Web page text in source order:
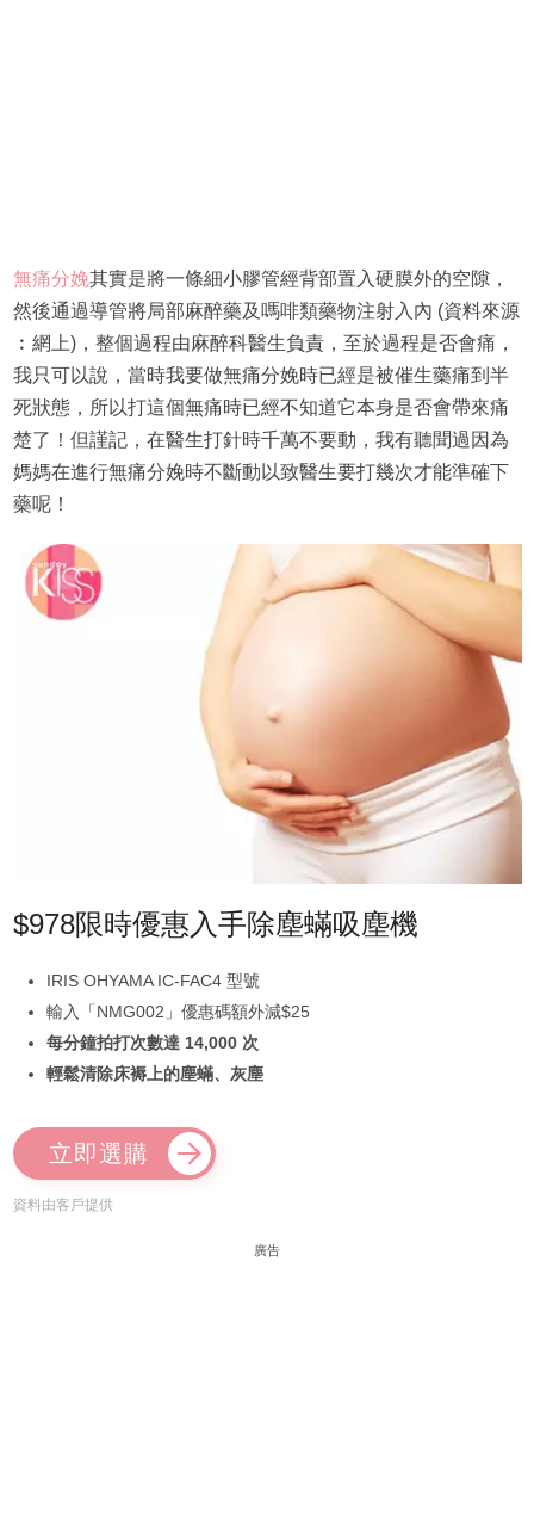
無痛分娩其實是將一條細小膠管經背部置入硬膜外的空隙，
然後通過導管將局部麻醉藥及嗎啡類藥物注射入內 (資料來源
︰網上)，整個過程由麻醉科醫生負責，至於過程是否會痛，
我只可以說，當時我要做無痛分娩時已經是被催生藥痛到半
死狀態，所以打這個無痛時已經不知道它本身是否會帶來痛
楚了！但謹記，在醫生打針時千萬不要動，我有聽聞過因為
媽媽在進行無痛分娩時不斷動以致醫生要打幾次才能準確下
藥呢！
$978限時優惠入手除塵蟎吸塵機
IRIS OHYAMA IC-FAC4 型號
輸入「NMG002」優惠碼額外減$25
每分鐘拍打次數達 14,000 次
輕鬆清除床褥上的塵蟎、灰塵
立即選購
資料由客戶提供
廣告